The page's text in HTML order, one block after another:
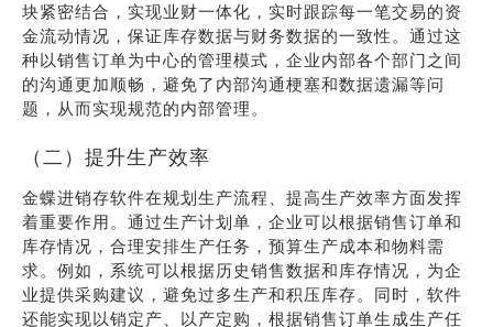
块紧密结合，实现业财一体化，实时跟踪每一笔交易的资
金流动情况，保证库存数据与财务数据的一致性。通过这
种以销售订单为中心的管理模式，企业内部各个部门之间
的沟通更加顺畅，避免了内部沟通梗塞和数据遗漏等问
题，从而实现规范的内部管理。
（二）提升生产效率
金蝶进销存软件在规划生产流程、提高生产效率方面发挥
着重要作用。通过生产计划单，企业可以根据销售订单和
库存情况，合理安排生产任务，预算生产成本和物料需
求。例如，系统可以根据历史销售数据和库存情况，为企
业提供采购建议，避免过多生产和积压库存。同时，软件
还能实现以销定产、以产定购，根据销售订单生成生产任